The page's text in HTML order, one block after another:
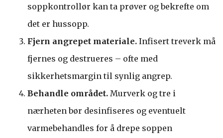
soppkontrollør kan ta prøver og bekrefte om
det er hussopp.
Fjern angrepet materiale. Infisert treverk må
fjernes og destrueres – ofte med
sikkerhetsmargin til synlig angrep.
Behandle området. Murverk og tre i
nærheten bør desinfiseres og eventuelt
varmebehandles for å drepe soppen